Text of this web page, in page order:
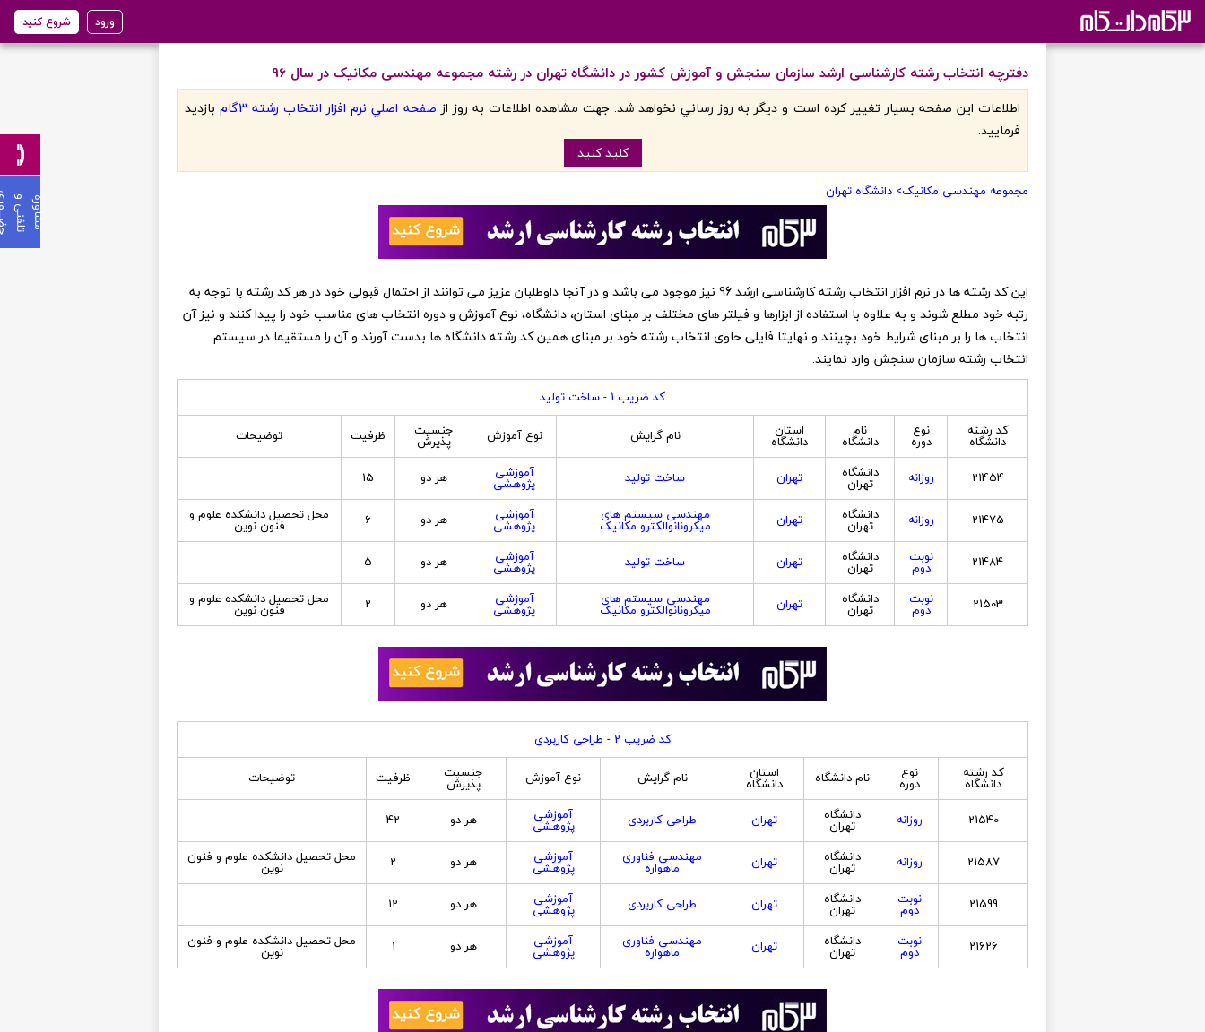
ورود شروع کنید
دفترچه انتخاب رشته کارشناسی ارشد سازمان سنجش و آموزش کشور در دانشگاه تهران در رشته مجموعه مهندسی مکانیک در سال 96
اطلاعات اين صفحه بسيار تغيير کرده است و ديگر به روز رساني نخواهد شد. جهت مشاهده اطلاعات به روز از صفحه اصلي نرم افزار انتخاب رشته 3گام
بازديد
فرماييد.
کليد کنيد
مجموعه مهندسی مکانیک> دانشگاه تهران
‏این کد رشته ها در نرم افزار انتخاب رشته کارشناسی ارشد 96 نیز موجود می باشد و در آنجا داوطلبان عزیز می توانند از احتمال قبولی خود در هر کد رشته با توجه به
رتبه خود مطلع شوند و به علاوه با استفاده از ابزارها و فیلتر های مختلف بر مبنای استان، دانشگاه، نوع آموزش و دوره انتخاب های مناسب خود را پیدا کنند و نیز آن
انتخاب ها را بر مبنای شرایط خود بچینند و نهایتا فایلی حاوی انتخاب رشته خود بر مبنای همین کد رشته دانشگاه ها بدست آورند و آن را مستقیما در سیستم
انتخاب رشته سازمان سنجش وارد نمایند.
کد ضریب 1 - ساخت تولید
کد رشته
دانشگاه
نوع
دوره
نام
دانشگاه
استان
دانشگاه نام گرایش نوع آموزش جنسیت
پذیرش ظرفیت توضیحات
21454 روزانه دانشگاه
تهران تهران ساخت تولید آموزشی
پژوهشی هر دو 15
21475 روزانه دانشگاه
تهران تهران مهندسی سیستم های
میکرونانوالکترو مکانیک
آموزشی
پژوهشی هر دو 6 محل تحصيل دانشكده علوم و
فنون نوين
21484
نوبت
دوم
دانشگاه
تهران تهران ساخت تولید آموزشی
پژوهشی هر دو 5
21503 نوبت
دوم
دانشگاه
تهران تهران مهندسی سیستم های
میکرونانوالکترو مکانیک
آموزشی
پژوهشی هر دو 2 محل تحصيل دانشكده علوم و
فنون نوين
کد ضریب 2 - طراحی کاربردی
کد رشته
دانشگاه
نوع
دوره نام دانشگاه استان
دانشگاه نام گرایش نوع آموزش جنسیت
پذیرش ظرفیت توضیحات
21540 روزانه دانشگاه
تهران تهران طراحی کاربردی آموزشی
پژوهشی هر دو 42
21587 روزانه دانشگاه
تهران تهران مهندسی فناوری
ماهواره
آموزشی
پژوهشی هر دو 2 محل تحصيل دانشكده علوم و فنون
نوين
21599
نوبت
دوم
دانشگاه
تهران تهران طراحی کاربردی آموزشی
پژوهشی هر دو 12
21626 نوبت
دوم
دانشگاه
تهران تهران مهندسی فناوری
ماهواره
آموزشی
پژوهشی هر دو 1 محل تحصيل دانشكده علوم و فنون
نوين
م
ش
ا
و
ر
ه
ت
ل
ف
ن
ی
و
ح
ض
ـ
ـ
ـ
و
ر